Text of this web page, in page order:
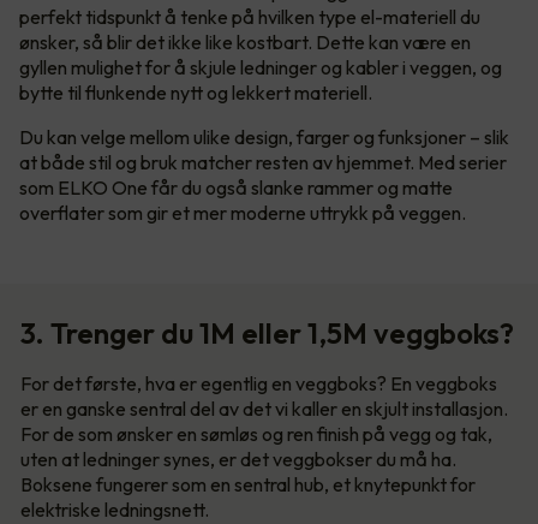
perfekt tidspunkt å tenke på hvilken type el-materiell du
ønsker, så blir det ikke like kostbart. Dette kan være en
gyllen mulighet for å skjule ledninger og kabler i veggen, og
bytte til flunkende nytt og lekkert materiell.
Du kan velge mellom ulike design, farger og funksjoner – slik
at både stil og bruk matcher resten av hjemmet. Med serier
som ELKO One får du også slanke rammer og matte
overflater som gir et mer moderne uttrykk på veggen.
3. Trenger du 1M eller 1,5M veggboks?
For det første, hva er egentlig en veggboks? En veggboks
er en ganske sentral del av det vi kaller en skjult installasjon.
For de som ønsker en sømløs og ren finish på vegg og tak,
uten at ledninger synes, er det veggbokser du må ha.
Boksene fungerer som en sentral hub, et knytepunkt for
elektriske ledningsnett.